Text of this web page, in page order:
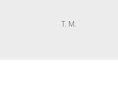
T. M.